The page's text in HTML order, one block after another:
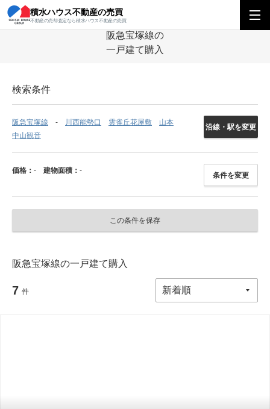
積水ハウス不動産の売買
不動産の売却査定なら積水ハウス不動産の売買
積水ハウス不動産の売買 関西エリア 阪急宝塚線の
阪急宝塚線の
一戸建て購入
検索条件
阪急宝塚線 川西能勢口 雲雀丘花屋敷
山本
中山観音
沿線・駅を変更
価格： - 建物面積： -
条件を変更
この条件を保存
阪急宝塚線の一戸建て購入
7 件